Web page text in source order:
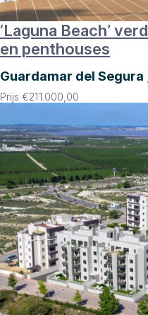
‘Laguna Beach’
en penthouses
Guardamar del Segura
Prijs €211.000,00